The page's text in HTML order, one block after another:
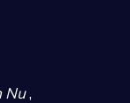
Nu,